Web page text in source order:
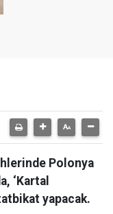
Polonya
‘Kartal
yapacak.